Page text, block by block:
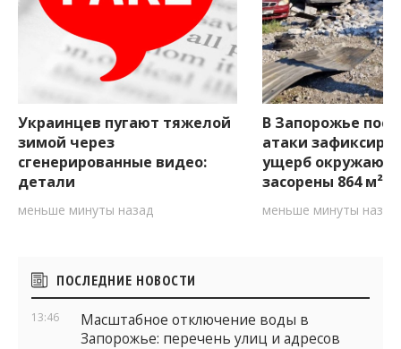
Украинцев пугают тяжелой
зимой через
сгенерированные видео:
детали
меньше минуты назад
В Запорожье
атаки
ущерб
засорены 864 м²
меньше минуты назад
Боковые
виджеты
ПОСЛЕДНИЕ НОВОСТИ
13:46
Масштабное отключение воды в
Запорожье: перечень улиц и адресов